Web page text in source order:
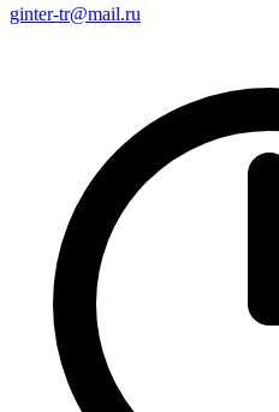
ginter-tr@mail.ru